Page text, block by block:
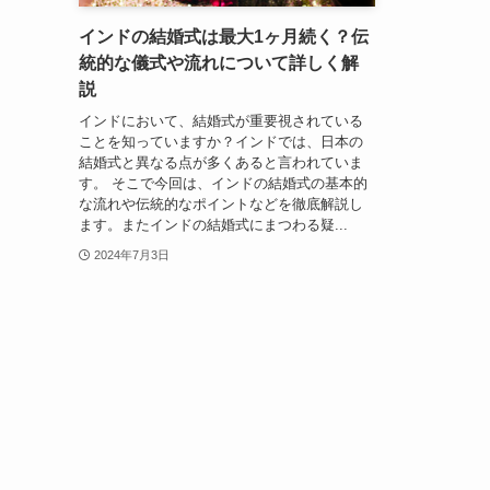
インドの結婚式は最大1ヶ月続く？伝
統的な儀式や流れについて詳しく解
説
インドにおいて、結婚式が重要視されている
ことを知っていますか？インドでは、日本の
結婚式と異なる点が多くあると言われていま
す。 そこで今回は、インドの結婚式の基本的
な流れや伝統的なポイントなどを徹底解説し
ます。またインドの結婚式にまつわる疑...
2024年7月3日